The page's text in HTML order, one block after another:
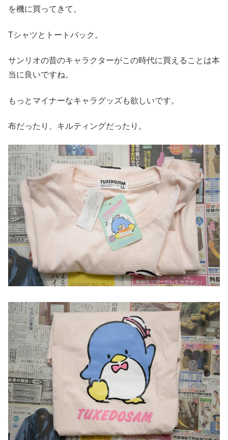
を機に買ってきて。
Tシャツとトートバック。
サンリオの昔のキャラクターがこの時代に買えることは本
当に良いですね。
もっとマイナーなキャラグッズも欲しいです。
布だったり、キルティングだったり。